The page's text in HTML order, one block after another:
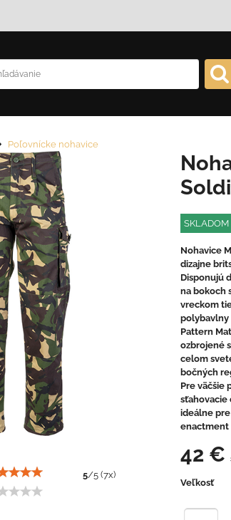
Poľovnícke nohavice
5/5 (7x)
SKLADOM
Nohavice
dizajne
Disponujú
na bokoch
vreckom
polybavlny
Pattern
ozbrojené
celom
bočných
Pre väčšie
sťahovacie
ideálne
enactment
42 €
Veľkosť